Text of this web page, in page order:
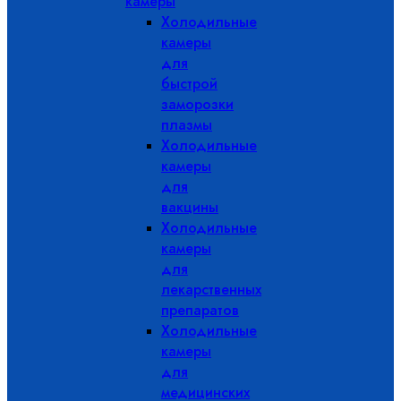
Холодильные
камеры
для
быстрой
заморозки
плазмы
Холодильные
камеры
для
вакцины
Холодильные
камеры
для
лекарственных
препаратов
Холодильные
камеры
для
медицинских